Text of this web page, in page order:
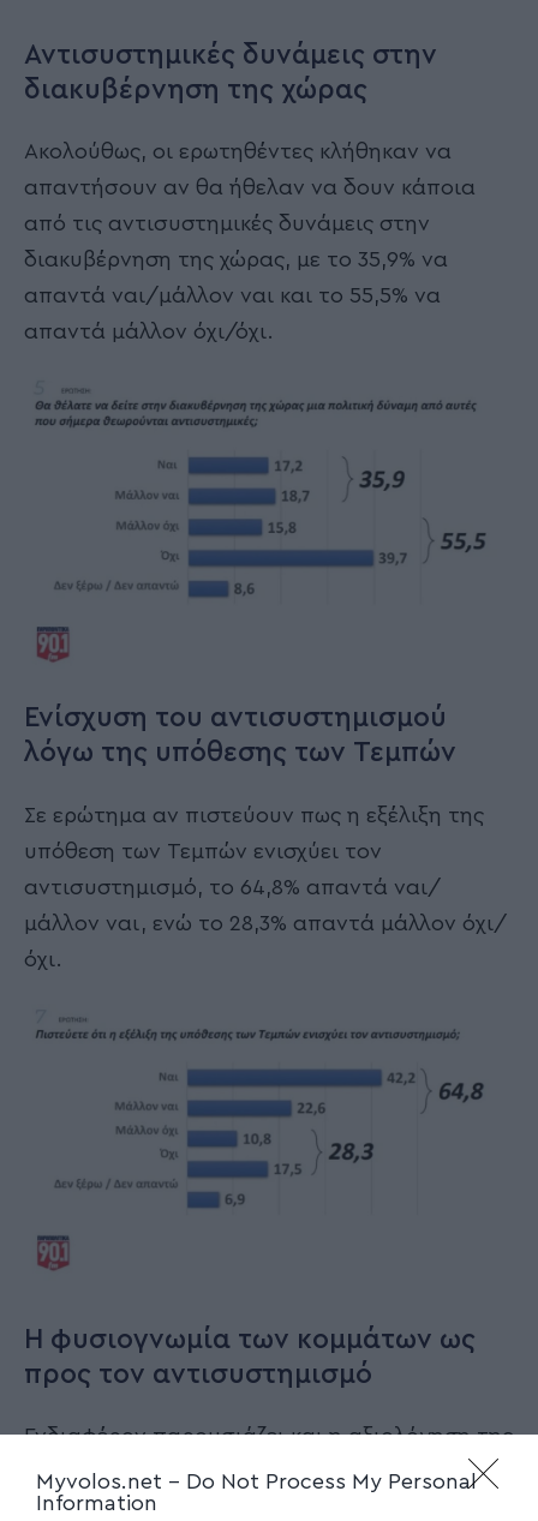
Myvolos.net - Do Not Process My Personal
Information
Αντισυστημικές δυνάμεις στην
διακυβέρνηση της χώρας
Ακολούθως, οι ερωτηθέντες κλήθηκαν να
απαντήσουν αν θα ήθελαν να δουν κάποια
από τις αντισυστημικές δυνάμεις στην
διακυβέρνηση της χώρας, με το 35,9% να
απαντά ναι/μάλλον ναι και το 55,5% να
απαντά μάλλον όχι/όχι.
Ενίσχυση του αντισυστημισμού
λόγω της υπόθεσης των Τεμπών
Σε ερώτημα αν πιστεύουν πως η εξέλιξη της
υπόθεση των Τεμπών ενισχύει τον
αντισυστημισμό, το 64,8% απαντά ναι/
μάλλον ναι, ενώ το 28,3% απαντά μάλλον όχι/
όχι.
Η φυσιογνωμία των κομμάτων ως
προς τον αντισυστημισμό
Ενδιαφέρον παρουσιάζει και η αξιολόγηση της
φυσιογνωμίας των κομμάτων ως προς τον
συστημικό ή αντισυστημικό χαρακτήρα τους.